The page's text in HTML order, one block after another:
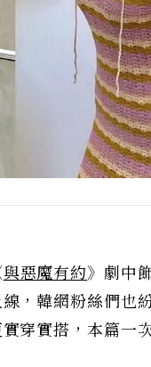
與惡魔有約》劇中
，韓網粉絲們也
穿實搭，本篇一